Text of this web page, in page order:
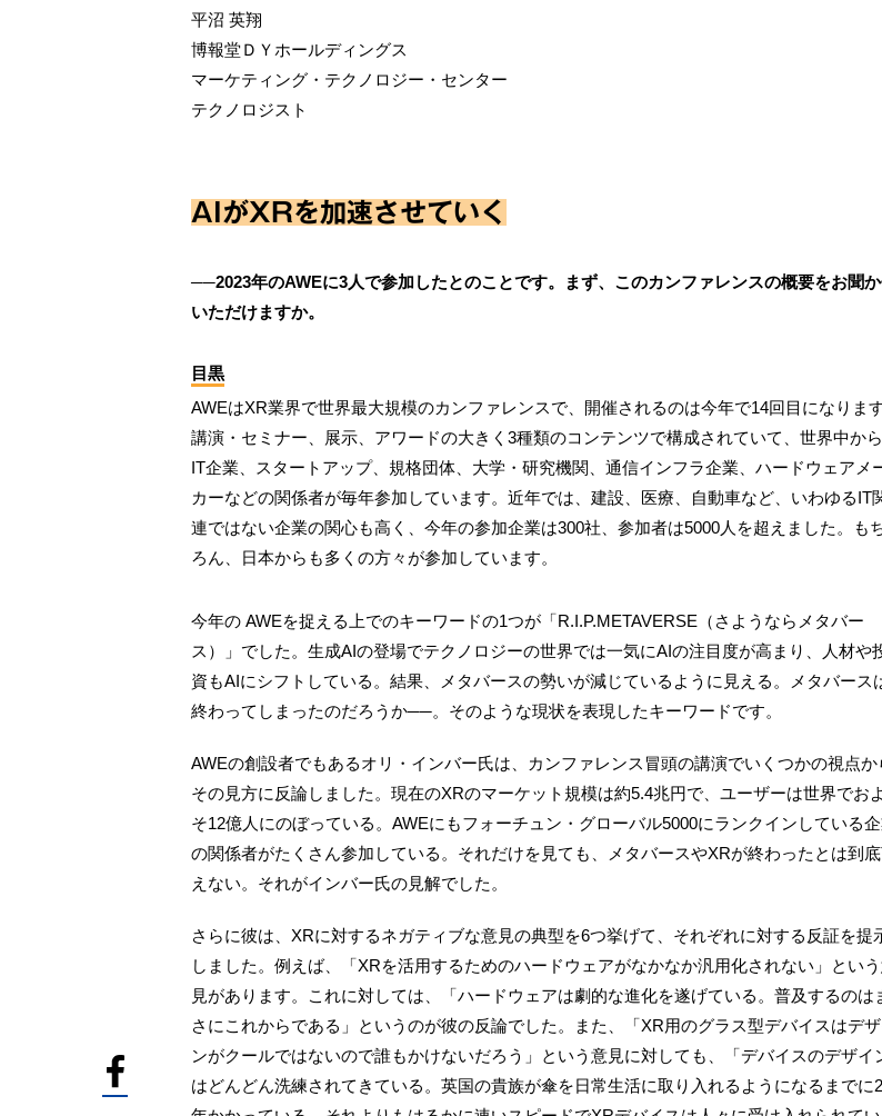
平沼 英翔
博報堂ＤＹホールディングス
マーケティング・テクノロジー・センター
テクノロジスト
AIがXRを加速させていく
──2023年のAWEに3人で参加したとのことです。まず、このカンファレンスの概要をお聞
いただけますか。
目黒
AWEはXR業界で世界最大規模のカンファレンスで、開催されるのは今年で14回目になります
講演・セミナー、展示、アワードの大きく3種類のコンテンツで構成されていて、世界中から
IT企業、スタートアップ、規格団体、大学・研究機関、通信インフラ企業、ハードウェアメ
カーなどの関係者が毎年参加しています。近年では、建設、医療、自動車など、いわゆるIT
連ではない企業の関心も高く、今年の参加企業は300社、参加者は5000人を超えました。も
ろん、日本からも多くの方々が参加しています。
今年の AWEを捉える上でのキーワードの1つが「R.I.P.METAVERSE（さようならメタバー
ス）」でした。生成AIの登場でテクノロジーの世界では一気にAIの注目度が高まり、人材や
資もAIにシフトしている。結果、メタバースの勢いが減じているように見える。メタバース
終わってしまったのだろうか──。そのような現状を表現したキーワードです。
AWEの創設者でもあるオリ・インバー氏は、カンファレンス冒頭の講演でいくつかの視点か
その見方に反論しました。現在のXRのマーケット規模は約5.4兆円で、ユーザーは世界でおよ
そ12億人にのぼっている。AWEにもフォーチュン・グローバル5000にランクインしている
の関係者がたくさん参加している。それだけを見ても、メタバースやXRが終わったとは到
えない。それがインバー氏の見解でした。
さらに彼は、XRに対するネガティブな意見の典型を6つ挙げて、それぞれに対する反証を提
しました。例えば、「XRを活用するためのハードウェアがなかなか汎用化されない」とい
見があります。これに対しては、「ハードウェアは劇的な進化を遂げている。普及するのは
さにこれからである」というのが彼の反論でした。また、「XR用のグラス型デバイスはデザ
ンがクールではないので誰もかけないだろう」という意見に対しても、「デバイスのデザイ
はどんどん洗練されてきている。英国の貴族が傘を日常生活に取り入れるようになるまでに